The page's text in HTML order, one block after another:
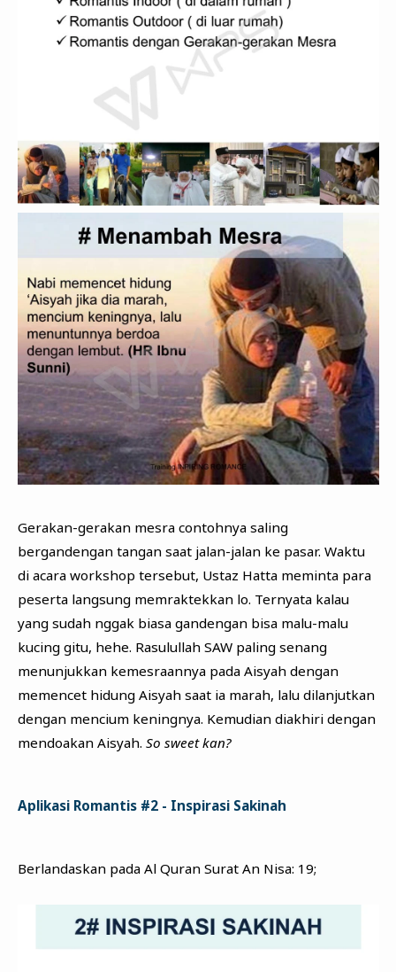
Gerakan-gerakan mesra contohnya saling
bergandengan tangan saat jalan-jalan ke pasar. Waktu
di acara workshop tersebut, Ustaz Hatta meminta para
peserta langsung memraktekkan lo. Ternyata kalau
yang sudah nggak biasa gandengan bisa malu-malu
kucing gitu, hehe. Rasulullah SAW paling senang
menunjukkan kemesraannya pada Aisyah dengan
memencet hidung Aisyah saat ia marah, lalu dilanjutkan
dengan mencium keningnya. Kemudian diakhiri dengan
mendoakan Aisyah. So sweet kan?
Aplikasi Romantis #2 - Inspirasi Sakinah
Berlandaskan pada Al Quran Surat An Nisa: 19;